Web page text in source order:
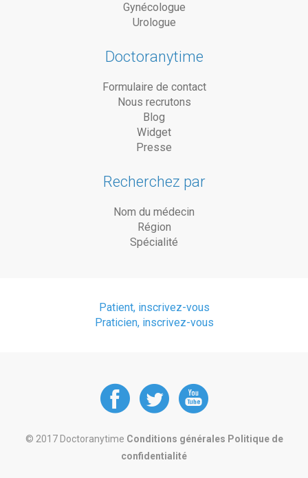
Gynécologue
Urologue
Doctoranytime
Formulaire de contact
Nous recrutons
Blog
Widget
Presse
Recherchez par
Nom du médecin
Région
Spécialité
Patient, inscrivez-vous
Praticien, inscrivez-vous
DoctorAnyTime
at at at
© 2017 Doctoranytime Conditions générales Politique de
confidentialité